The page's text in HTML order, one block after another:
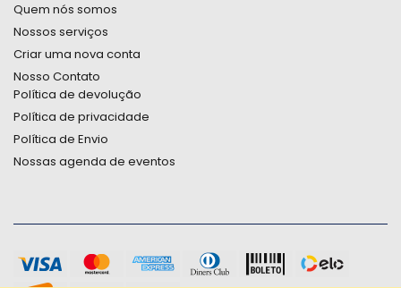
Quem nós somos
Nossos serviços
Criar uma nova conta
Nosso Contato
Política de devolução
Política de privacidade
Política de Envio
Nossas agenda de eventos